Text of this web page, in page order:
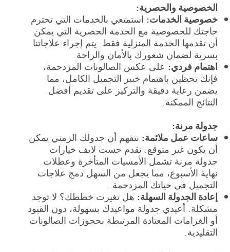
الخصوصية والحصرية:
خصوصية الخدمات: استمتعي بالخدمات التي تحترم
حاجتك للخصوصية مع الخدمة الحصرية التي يمكن
أن تقدمها الخدمة المنزلية فقط. يتم إجراء علاجاتنا
بسرية لضمان شعورك بالأمان والراحة.
اهتمام فردي: على عكس الصالونات المزدحمة،
فإنك تحظين باهتمام خبير التجميل الكامل، مما
يضمن رعاية دقيقة والتركيز على تقديم أفضل
النتائج الممكنة.
جدولة مرنة:
ساعات عمل ملائمة: نتفهم أن جدولك الزمني يمكن
أن يكون غير متوقع. تقدم جست لايف خيارات
جدولة مرنة تشمل الأمسيات المتأخرة وعطلات
نهاية الأسبوع، مما يجعل من السهل دمج علاجات
التجميل في حياتك المزدحمة.
إعادة الجدولة السهلة: هل تغيرت خططك؟ لا توجد
مشكلة. أعيدي جدولة مواعيدك بسهولة، دون القيود
أو الغرامات المعتادة المرتبطة بحجوزات الصالونات
التقليدية.